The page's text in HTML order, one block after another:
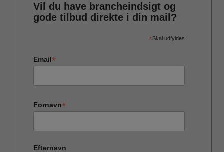
Vil du have brancheindsigt og
gode tilbud direkte i din mail?
*Skal udfyldes
Email*
Fornavn*
Efternavn